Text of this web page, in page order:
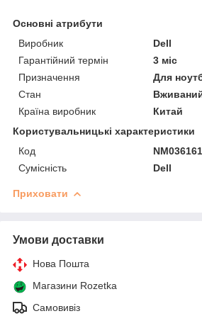
Основні атрибути
Виробник
Dell
Гарантійний термін
3 міс
Призначення
Для
Стан
Країна виробник
Китай
Користувальницькі характеристики
Код
NM036161
Сумісність
Dell
Приховати
Умови доставки
Нова Пошта
Магазини Rozetka
Самовивіз